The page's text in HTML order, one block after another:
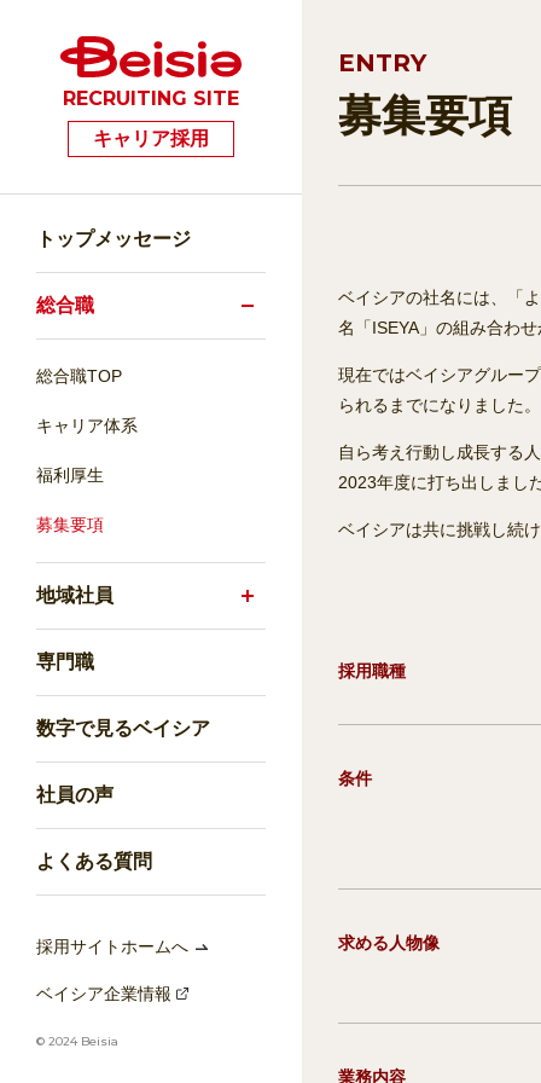
RECRUITING SITE
キャリア採用
トップメッセージ
総合職
総合職TOP
キャリア体系
福利厚生
募集要項
地域社員
専門職
数字で見るベイシア
社員の声
よくある質問
採用サイトホームへ
ベイシア企業情報
© 2024 Beisia
ENTRY
募集要項
ベイシアの社名には、「
名「ISEYA」の組み合わ
現在ではベイシアグルー
られるまでになりました。
自ら考え行動し成長する
2023年度に打ち出しまし
ベイシアは共に挑戦し続
採用職種
条件
求める人物像
業務内容